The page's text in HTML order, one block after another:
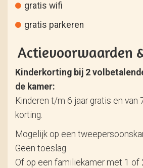
gratis wifi
gratis parkeren
Actievoorwaarden
Kinderkorting bij 2
de kamer:
Kinderen t/m 6 jaar gratis en van
korting.
Mogelijk op een
Geen toeslag.
Of op een familiekamer met 1 of